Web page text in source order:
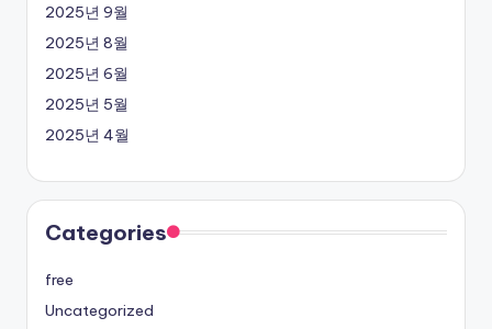
2025년 9월
2025년 8월
2025년 6월
2025년 5월
2025년 4월
Categories
free
Uncategorized